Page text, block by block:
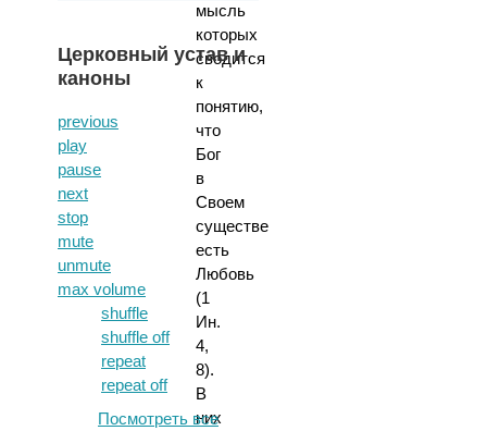
мысль
которых
сводится
к
понятию,
что
Бог
в
Своем
существе
есть
Любовь
(1
Ин.
4,
8).
В
них
Церковный устав и
каноны
previous
play
pause
next
stop
mute
unmute
max volume
shuffle
shuffle off
repeat
repeat off
Посмотреть все